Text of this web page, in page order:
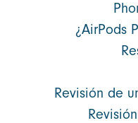
¿AirPods
Revisión de